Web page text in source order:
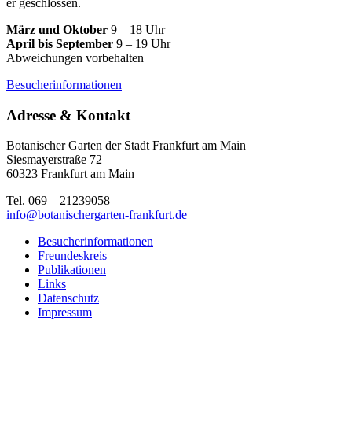
er geschlossen.
März und Oktober 9 – 18 Uhr
April bis September 9 – 19 Uhr
Abweichungen vorbehalten
Besucherinformationen
Adresse & Kontakt
Botanischer Garten der Stadt Frankfurt am Main
Siesmayerstraße 72
60323 Frankfurt am Main
Tel. 069 – 21239058
info@botanischergarten-frankfurt.de
Besucherinformationen
Freundeskreis
Publikationen
Links
Datenschutz
Impressum